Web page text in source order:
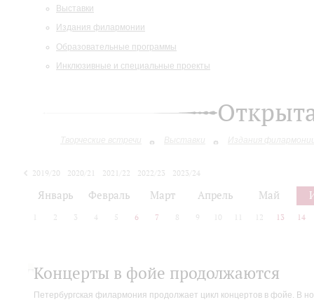
Выставки
Издания филармонии
Образовательные программы
Инклюзивные и специальные проекты
Творческие встречи Выставки Издания
2019/20 2020/21 2021/22 2022/23
2023/24
Январь Февраль Март Апрель Май
2 3 4 5 6 7 8 9 10 12 13 14
Концерты в фойе продолжаются
Петербургская филармония продолжает цикл концертов в фойе. В